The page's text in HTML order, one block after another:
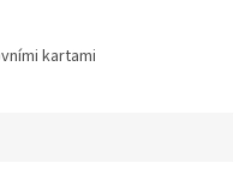
kartami